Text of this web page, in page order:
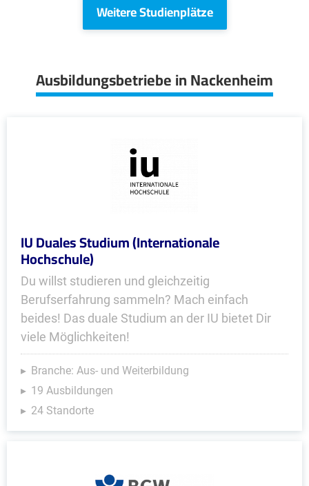
Weitere Studienplätze
Ausbildungsbetriebe in Nackenheim
IU Duales Studium (Internationale
Hochschule)
Du willst studieren und gleichzeitig
Berufserfahrung sammeln? Mach einfach
beides! Das duale Studium an der IU bietet Dir
viele Möglichkeiten!
Branche: Aus- und Weiterbildung
19 Ausbildungen
24 Standorte